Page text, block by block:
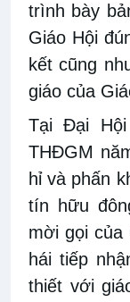
trình bày
Giáo Hội
kết cũng
giáo của
Tại Đại
THĐGM
hỉ và phấn
tín hữu
mời gọi của
hái tiếp
thiết với